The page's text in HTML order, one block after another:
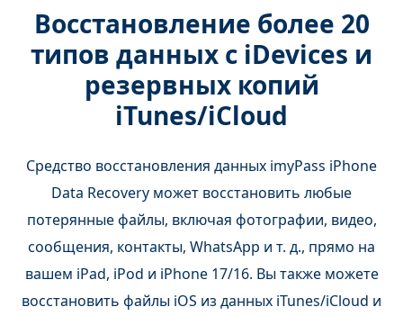
Восстановление более 20
типов данных с iDevices и
резервных копий
iTunes/iCloud
Средство восстановления данных imyPass iPhone
Data Recovery может восстановить любые
потерянные файлы, включая фотографии, видео,
сообщения, контакты, WhatsApp и т. д., прямо на
вашем iPad, iPod и iPhone 17/16. Вы также можете
восстановить файлы iOS из данных iTunes/iCloud и